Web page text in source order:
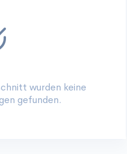
wurden keine
gefunden.